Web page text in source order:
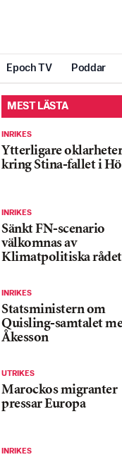
Epoch TV Poddar
MEST LÄSTA
INRIKES
Ytterligare oklarheter
kring Stina-fallet i
INRIKES
Sänkt FN-scenario
välkomnas av
Klimatpolitiska rådet
INRIKES
Statsministern om
Quisling-samtalet
Åkesson
UTRIKES
Marockos migranter
pressar Europa
INRIKES